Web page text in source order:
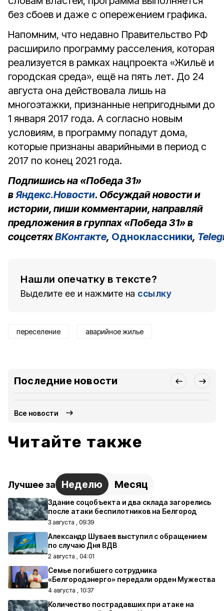
без сбоев и даже с опережением графика.
Напомним, что недавно Правительство РФ
расширило программу расселения, которая
реализуется в рамках нацпроекта «Жильё и
городская среда», ещё на пять лет. До 24
августа она действовала лишь на
многоэтажки, признанные непригодными до
1 января 2017 года. А согласно новым
условиям, в программу попадут дома,
которые признаны аварийными в период с
2017 по конец 2021 года.
Подпишись на «Победа 31»
вЯндекс.Новости. Обсуждай новости и
истории, пиши комментарии, направляй
предложения в группах «Победа 31» в
соцсетяхВКонтакте, Одноклассники,
Нашли опечатку в тексте?
Выделите ее и нажмите на ссылку
переселение аварийное жилье
Последние новости
Все новости
Читайте также
Лучшее за Неделю Месяц
Здание соцобъекта и два склада загорелись
после атаки беспилотников на Белгород
3 августа , 09:39
Александр Шуваев выступил с обращением
по случаю Дня ВДВ
2 августа , 04:01
Семье погибшего сотрудника
«Белгородэнерго» передали орден Мужества
4 августа , 10:37
Количество пострадавших при атаке на